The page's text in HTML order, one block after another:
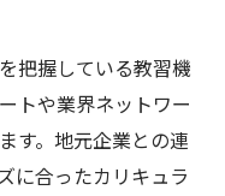
把握している教習機
トや業界ネットワー
す。地元企業との連
に合ったカリキュラ